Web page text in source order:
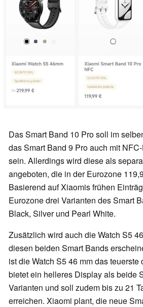
Das Smart Band 10 Pro soll im
das Smart Band 9 Pro auch mit
sein. Allerdings wird diese als
angeboten, die in der Eurozone
Basierend auf Xiaomis frühen
Eurozone drei Varianten des Smart
Black, Silver und Pearl White.
Zusätzlich wird auch die Watch S5
diesen beiden Smart Bands
ist die Watch S5 46 mm das
bietet ein helleres Display als beide
Varianten und soll zudem bis zu 21
erreichen. Xiaomi plant, die neue